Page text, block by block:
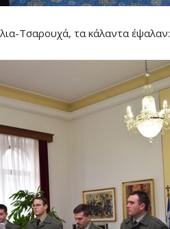
Τσαρουχά, τα κάλαντα έψαλαν: